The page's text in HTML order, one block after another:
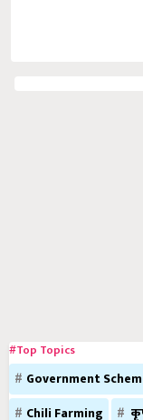
Government
Chili Farming